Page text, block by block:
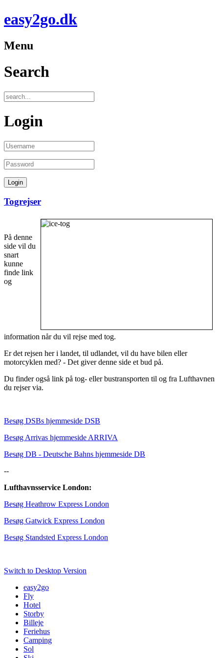
easy2go.dk
Menu
Search
Login
Togrejser
På denne
side vil du
snart
kunne
finde link
og
information når du vil rejse med tog.
Er det rejsen her i landet, til udlandet, vil du have bilen eller
motorcyklen med? - Det giver denne side et bud på.
Du finder også link på tog- eller bustransporten til og fra Lufthavnen
du rejser via.
Besøg DSBs hjemmeside DSB
Besøg Arrivas hjemmeside ARRIVA
Besøg DB - Deutsche Bahns hjemmeside DB
--
Lufthavnsservice London:
Besøg Heathrow Express London
Besøg Gatwick Express London
Besøg Standsted Express London
Switch to Desktop Version
easy2go
Fly
Hotel
Storby
Billeje
Feriehus
Camping
Sol